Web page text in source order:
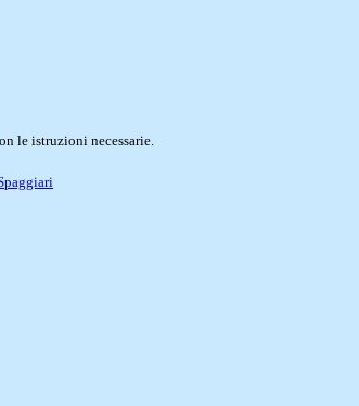
le istruzioni necessarie.